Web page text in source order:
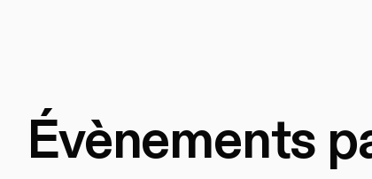
Évènements